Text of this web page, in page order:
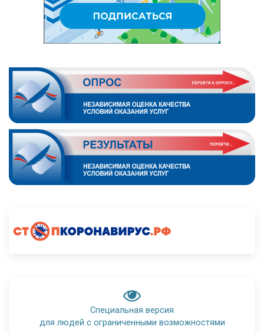
Специальная версия
для людей с ограниченными возможностями